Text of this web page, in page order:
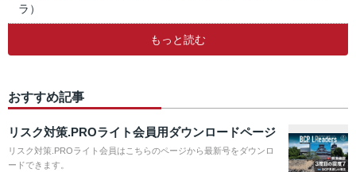
ラ）
もっと読む
おすすめ記事
リスク対策.PROライト会員用ダウンロードページ
リスク対策.PROライト会員はこちらのページから最新号をダウンロ
ードできます。